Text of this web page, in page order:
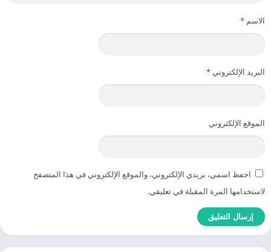
الاسم *
البريد الإلكتروني *
الموقع الإلكتروني
احفظ اسمي، بريدي الإلكتروني، والموقع الإلكتروني في هذا المتصفح
لاستخدامها المرة المقبلة في تعليقي.